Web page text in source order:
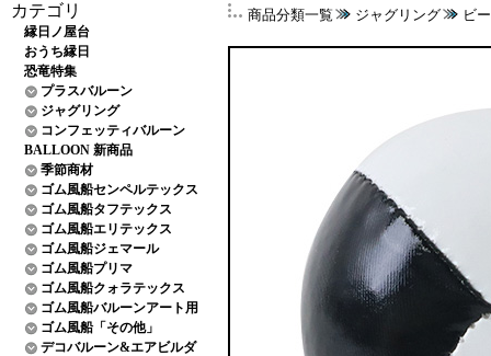
カテゴリ
縁日ノ屋台
おうち縁日
恐竜特集
プラスバルーン
ジャグリング
コンフェッティバルーン
BALLOON 新商品
季節商材
ゴム風船センペルテックス
ゴム風船タフテックス
ゴム風船エリテックス
ゴム風船ジェマール
ゴム風船プリマ
ゴム風船クォラテックス
ゴム風船バルーンアート用
ゴム風船「その他」
デコバルーン&エアビルダ
商品分類一覧 ジャグリング ビ